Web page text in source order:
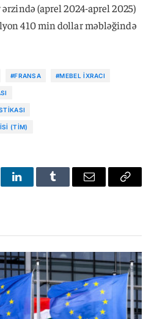
(aprel 2024-aprel 2025)
410 min dollar məbləğində
#FRANSA #MEBEL IXRACI
(TİM)
LinkedInTumblr Email
Copy